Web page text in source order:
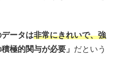
データは非常にきれいで、強
極的関与が必要」 だという